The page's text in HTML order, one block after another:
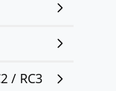
/ RC3